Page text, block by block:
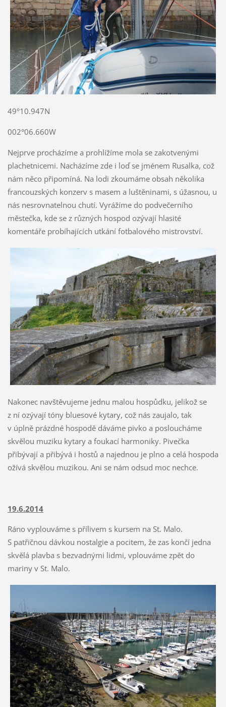
49°10.947N
002°06.660W
Nejprve procházíme a prohlížíme mola se zakotvenými
plachetnicemi. Nacházíme zde i loď se jménem Rusalka, což
nám něco připomíná. Na lodi zkoumáme obsah několika
francouzských konzerv s masem a luštěninami, s úžasnou, u
nás nesrovnatelnou chutí. Vyrážíme do podvečerního
městečka, kde se z různých hospod ozývají hlasité
komentáře probíhajících utkání fotbalového mistrovství.
Nakonec navštěvujeme jednu malou hospůdku, jelikož se
z ní ozývají tóny bluesové kytary, což nás zaujalo, tak
v úplně prázdné hospodě dáváme pivko a posloucháme
skvělou muziku kytary a foukací harmoniky. Pivečka
přibývají a přibývá i hostů a najednou je plno a celá hospoda
ožívá skvělou muzikou. Ani se nám odsud moc nechce.
19.6.2014
Ráno vyplouváme s přílivem s kursem na St. Malo.
S patřičnou dávkou nostalgie a pocitem, že zas končí jedna
skvělá plavba s bezvadnými lidmi, vplouváme zpět do
mariny v St. Malo.